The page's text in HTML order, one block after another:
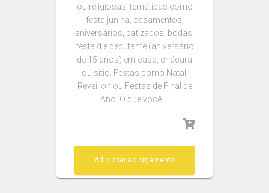
ou religiosas, temáticas como
festa junina, casamentos,
aniversários, batizados, bodas,
festa d e debutante (aniversário
de 15 anos) em casa, chácara
ou sítio. Festas como Natal,
Reveillon ou Festas de Final de
Ano. O que você …
Adicionar ao orçamento